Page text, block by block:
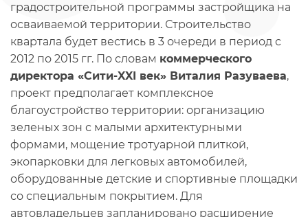
градостроительной программы застройщика на
осваиваемой территории. Строительство
квартала будет вестись в 3 очереди в период с
2012 по 2015 гг. По словам коммерческого
директора «Сити-XXI век» Виталия Разуваева,
проект предполагает комплексное
благоустройство территории: организацию
зеленых зон с малыми архитектурными
формами, мощение тротуарной плиткой,
экопарковки для легковых автомобилей,
оборудованные детские и спортивные площадки
со специальным покрытием. Для
автовладельцев запланировано расширение